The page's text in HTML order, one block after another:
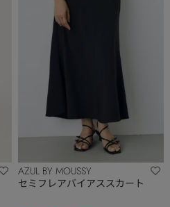
AZUL BY MOUSSY
セミフレアバイアススカート